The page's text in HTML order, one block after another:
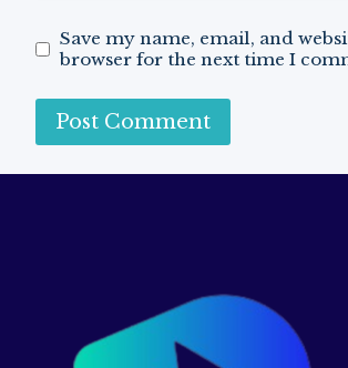
Save my name, email, and
browser for the next time I